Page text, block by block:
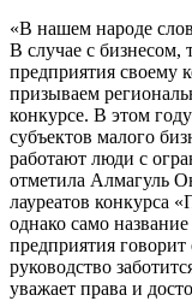
«В нашем народе
В случае с бизнесом,
предприятия своему
призываем
конкурсе. В этом
субъектов малого
работают люди с
отметила Алмагуль
лауреатов конкурса
однако само
предприятия
руководство
уважает права и